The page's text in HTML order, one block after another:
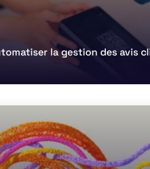
la gestion des avis